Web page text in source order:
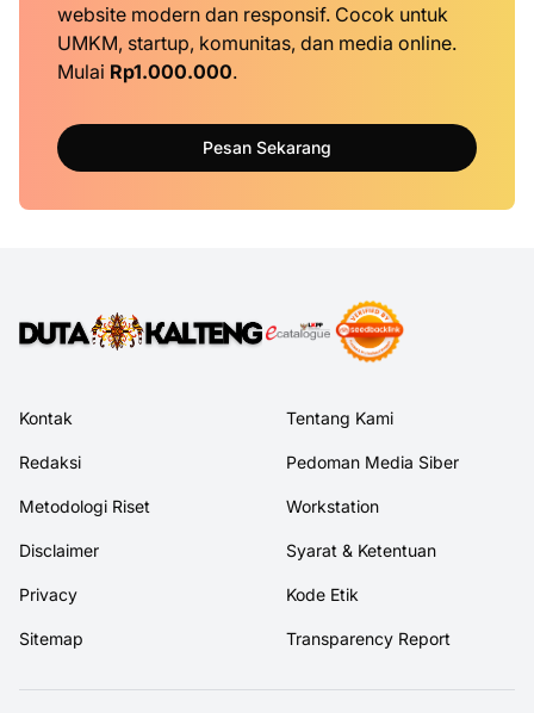
website modern dan responsif. Cocok untuk
UMKM, startup, komunitas, dan media online.
Mulai Rp1.000.000.
Pesan Sekarang
Kontak Tentang Kami
Redaksi Pedoman Media Siber
Metodologi Riset Workstation
Disclaimer Syarat & Ketentuan
Privacy Kode Etik
Sitemap Transparency Report